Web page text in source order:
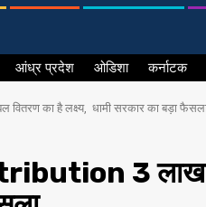
आंध्र प्रदेश ओडिशा कर्नाटक
का है लक्ष्य, धामी सरकार का बड़ा
3 लाख